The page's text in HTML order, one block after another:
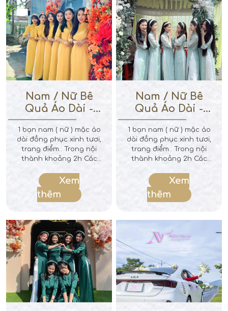
lì xì trả duyên
lì xì trả duyên
Nam / Nữ Bê
Quả Áo Dài -
Vàng Full
1 bạn nam ( nữ ) mặc áo
dài đồng phục xinh tươi,
trang điểm.. Trong nội
thành khoảng 2h Các
qua nhà cô dâu, bê lễ
bào nhà và chờ nhà
mình làm lể xong trả
lì xì trả duyên
Xem
thêm
Nam / Nữ Bê
Quả Áo Dài -
Xanh Min
1 bạn nam ( nữ ) mặc áo
dài đồng phục xinh tươi,
trang điểm.. Trong nội
thành khoảng 2h Các
qua nhà cô dâu, bê lễ
bào nhà và chờ nhà
mình làm lể xong trả
Xem
thêm